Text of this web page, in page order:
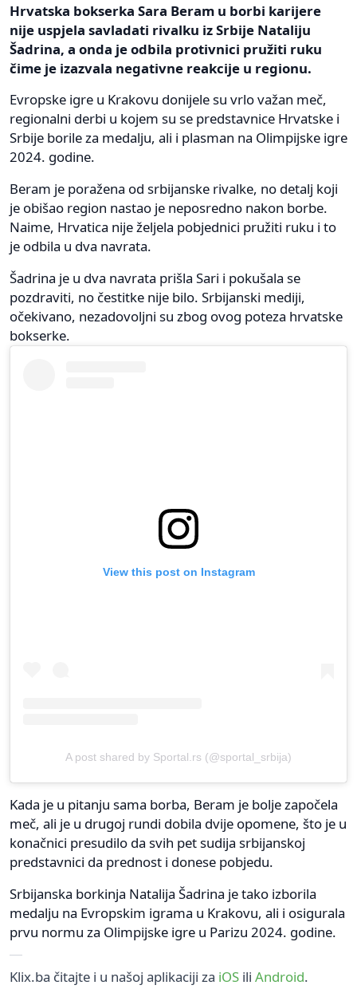
Hrvatska bokserka Sara Beram u borbi karijere
nije uspjela savladati rivalku iz Srbije Nataliju
Šadrina, a onda je odbila protivnici pružiti ruku
čime je izazvala negativne reakcije u regionu.
Evropske igre u Krakovu donijele su vrlo važan meč,
regionalni derbi u kojem su se predstavnice Hrvatske i
Srbije borile za medalju, ali i plasman na Olimpijske igre
2024. godine.
Beram je poražena od srbijanske rivalke, no detalj koji
je obišao region nastao je neposredno nakon borbe.
Naime, Hrvatica nije željela pobjednici pružiti ruku i to
je odbila u dva navrata.
Šadrina je u dva navrata prišla Sari i pokušala se
pozdraviti, no čestitke nije bilo. Srbijanski mediji,
očekivano, nezadovoljni su zbog ovog poteza hrvatske
bokserke.
View this post on Instagram
A post shared by Sportal.rs (@sportal_srbija)
Kada je u pitanju sama borba, Beram je bolje započela
meč, ali je u drugoj rundi dobila dvije opomene, što je u
konačnici presudilo da svih pet sudija srbijanskoj
predstavnici da prednost i donese pobjedu.
Srbijanska borkinja Natalija Šadrina je tako izborila
medalju na Evropskim igrama u Krakovu, ali i osigurala
prvu normu za Olimpijske igre u Parizu 2024. godine.
Klix.ba čitajte i u našoj aplikaciji za iOS ili Android.